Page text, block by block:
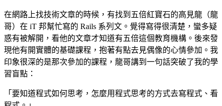
在網路上找技術文章的時候，有找到五倍紅寶石的高見龍（龍
哥）在 iT 邦幫忙寫的 Rails 系列文。覺得寫得很清楚，蠻多疑
惑有被解開，看他的文章才知道有五倍這個教育機構。後來發
現他有開實體的基礎課程，抱著有點去見偶像的心情參加。我
印象很深的是那次參加的課程，龍哥講到一句話突破了我的學
習盲點：
「要知道程式如何思考，怎麼用程式思考的方式去寫程式、看